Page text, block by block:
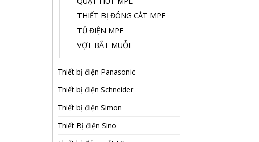
THIẾT BỊ ĐÓNG CẮT MPE
TỦ ĐIỆN MPE
VỢT BẮT MUỖI
Thiết bị điện Panasonic
Thiết bị điện Schneider
Thiết bị điện Simon
Thiết Bị điện Sino